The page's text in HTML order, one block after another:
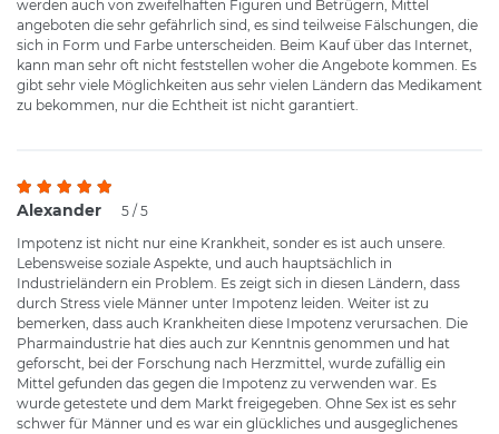
werden auch von zweifelhaften Figuren und Betrügern, Mittel
angeboten die sehr gefährlich sind, es sind teilweise Fälschungen, die
sich in Form und Farbe unterscheiden. Beim Kauf über das Internet,
kann man sehr oft nicht feststellen woher die Angebote kommen. Es
gibt sehr viele Möglichkeiten aus sehr vielen Ländern das Medikament
zu bekommen, nur die Echtheit ist nicht garantiert.
Alexander
5 / 5
Impotenz ist nicht nur eine Krankheit, sonder es ist auch unsere.
Lebensweise soziale Aspekte, und auch hauptsächlich in
Industrieländern ein Problem. Es zeigt sich in diesen Ländern, dass
durch Stress viele Männer unter Impotenz leiden. Weiter ist zu
bemerken, dass auch Krankheiten diese Impotenz verursachen. Die
Pharmaindustrie hat dies auch zur Kenntnis genommen und hat
geforscht, bei der Forschung nach Herzmittel, wurde zufällig ein
Mittel gefunden das gegen die Impotenz zu verwenden war. Es
wurde getestete und dem Markt freigegeben. Ohne Sex ist es sehr
schwer für Männer und es war ein glückliches und ausgeglichenes